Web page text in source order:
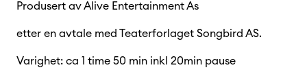
Produsert av Alive Entertainment As
etter en avtale med Teaterforlaget Songbird AS.
Varighet: ca 1 time 50 min inkl 20min pause